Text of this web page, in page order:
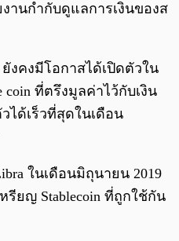
านกำกับดูแลการเงินของส
งคงมีโอกาสได้เปิดตัวใน
coin ที่ตรึงมูลค่าไว้กับเงิน
ได้เร็วที่สุดในเดือน
ในเดือนมิถุนายน 2019
ยญ Stablecoin ที่ถูกใช้กัน